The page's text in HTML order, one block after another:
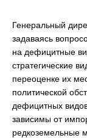
Генеральный
задаваясь
на дефицитные
стратегические
переоценке их
политической
дефицитных
зависимы от
редкоземельные